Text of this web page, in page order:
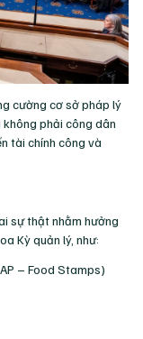
cường cơ sở pháp lý
phải công dân
tài chính công và
sự thật nhằm hưởng
Kỳ quản lý, như:
– Food Stamps)